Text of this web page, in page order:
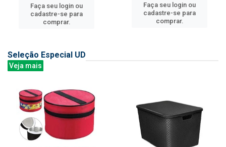
Faça seu login ou
cadastre-se para
comprar.
Faça seu login ou
cadastre-se para
comprar.
Seleção Especial UD
Veja mais